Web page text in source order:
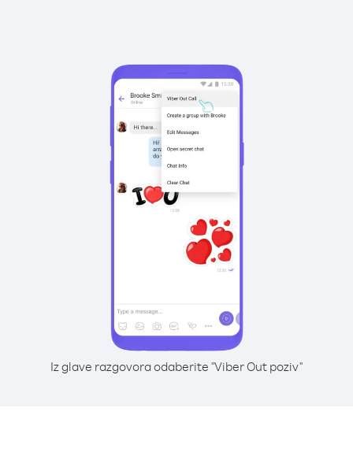
Iz glave razgovora odaberite "Viber Out poziv"